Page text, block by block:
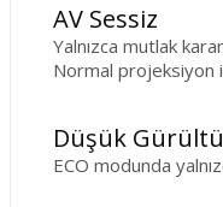
AV Sessiz
Yalnızca mutlak
Normal projeksiyon
Düşük
ECO modunda